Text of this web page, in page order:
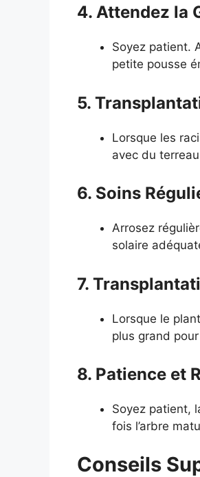
4. Attendez la
Soyez patient.
petite pousse
5.
Lorsque les
avec du
6. Soins
Arrosez
solaire
7.
Lorsque le
plus grand
8. Patience et
Soyez patient,
fois l’arbre
Conseils